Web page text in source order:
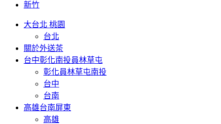
新竹
大台北 桃園
台北
關於外送茶
台中彰化南投員林草屯
彰化員林草屯南投
台中
台南
高雄台南屏東
高雄